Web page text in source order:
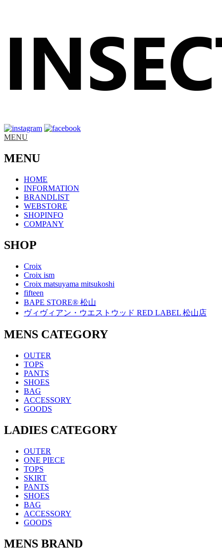
MENU
MENU
HOME
INFORMATION
BRANDLIST
WEBSTORE
SHOPINFO
COMPANY
SHOP
Croix
Croix ism
Croix matsuyama mitsukoshi
fifteen
BAPE STORE® 松山
ヴィヴィアン・ウエストウッド RED LABEL 松山店
MENS CATEGORY
OUTER
TOPS
PANTS
SHOES
BAG
ACCESSORY
GOODS
LADIES CATEGORY
OUTER
ONE PIECE
TOPS
SKIRT
PANTS
SHOES
BAG
ACCESSORY
GOODS
MENS BRAND